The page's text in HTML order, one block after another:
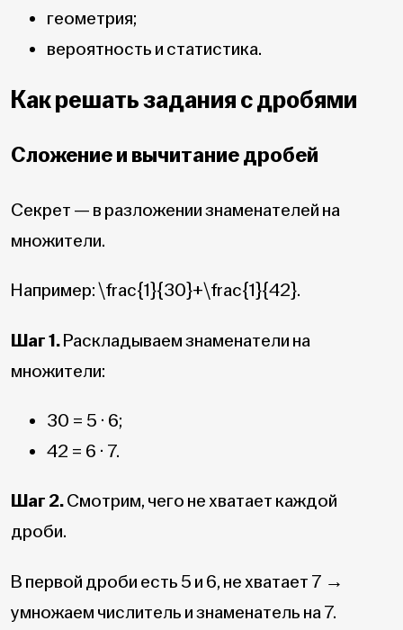
геометрия;
вероятность и статистика.
Как решать задания с дробями
Сложение и вычитание дробей
Секрет — в разложении знаменателей на
множители.
Например:\frac{1}{30}+\frac{1}{42}.
Шаг 1.Раскладываем знаменатели на
множители:
30 = 5 · 6;
42 = 6 · 7.
Шаг 2.Смотрим, чего не хватает каждой
дроби.
В первой дроби есть 5 и 6, не хватает 7 →
умножаем числитель и знаменатель на 7.